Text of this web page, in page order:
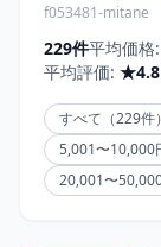
f053481-mitane
229件平均価格:
平均評価: ★4.8
すべて（229件）
5,001〜10,000
20,001〜